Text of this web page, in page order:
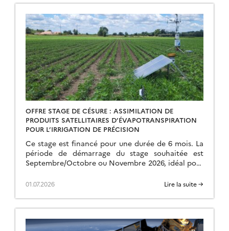
OFFRE STAGE DE CÉSURE : ASSIMILATION DE
PRODUITS SATELLITAIRES D’ÉVAPOTRANSPIRATION
POUR L’IRRIGATION DE PRÉCISION
Ce stage est financé pour une durée de 6 mois. La
période de démarrage du stage souhaitée est
Septembre/Octobre ou Novembre 2026, idéal pour
d’un projet financé par le CNES, porté par la
encadré par deux ingénieurs du CESBIO […]
01.07.2026 Lire la suite →